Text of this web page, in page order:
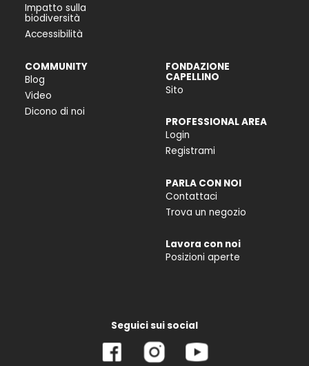
Impatto sulla
biodiversità
Accessibilità
COMMUNITY
Blog
Video
Dicono di noi
FONDAZIONE
CAPELLINO
Sito
PROFESSIONAL AREA
Login
Registrami
PARLA CON NOI
Contattaci
Trova un negozio
Lavora con noi
Posizioni aperte
Seguici sui social